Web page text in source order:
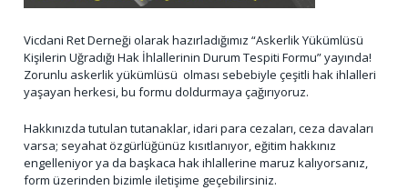
Vicdani Ret Derneği olarak hazırladığımız “Askerlik Yükümlüsü
Kişilerin Uğradığı Hak İhlallerinin Durum Tespiti Formu” yayında!
Zorunlu askerlik yükümlüsü olması sebebiyle çeşitli hak ihlalleri
yaşayan herkesi, bu formu doldurmaya çağırıyoruz.
Hakkınızda tutulan tutanaklar, idari para cezaları, ceza davaları
varsa; seyahat özgürlüğünüz kısıtlanıyor, eğitim hakkınız
engelleniyor ya da başkaca hak ihlallerine maruz kalıyorsanız,
form üzerinden bizimle iletişime geçebilirsiniz.